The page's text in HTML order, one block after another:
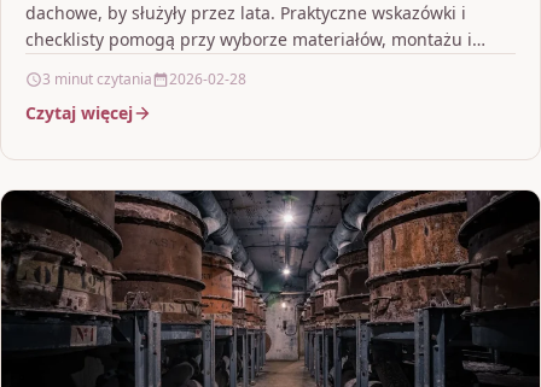
dachowe, by służyły przez lata. Praktyczne wskazówki i
checklisty pomogą przy wyborze materiałów, montażu i
3 minut czytania 2026-02-28
Czytaj więcej